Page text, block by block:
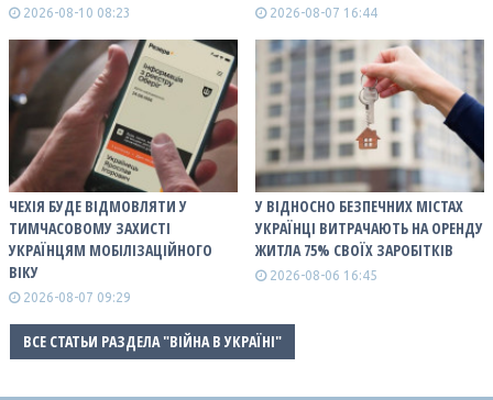
2026-08-10 08:23 2026-08-07 16:44
ЧЕХІЯ БУДЕ ВІДМОВЛЯТИ У
ТИМЧАСОВОМУ ЗАХИСТІ
УКРАЇНЦЯМ МОБІЛІЗАЦІЙНОГО
ВІКУ
2026-08-07 09:29
У ВІДНОСНО БЕЗПЕЧНИХ МІСТАХ
УКРАЇНЦІ ВИТРАЧАЮТЬ НА ОРЕНДУ
ЖИТЛА 75% СВОЇХ ЗАРОБІТКІВ
2026-08-06 16:45
ВСЕ СТАТЬИ РАЗДЕЛА "ВІЙНА В УКРАЇНІ"